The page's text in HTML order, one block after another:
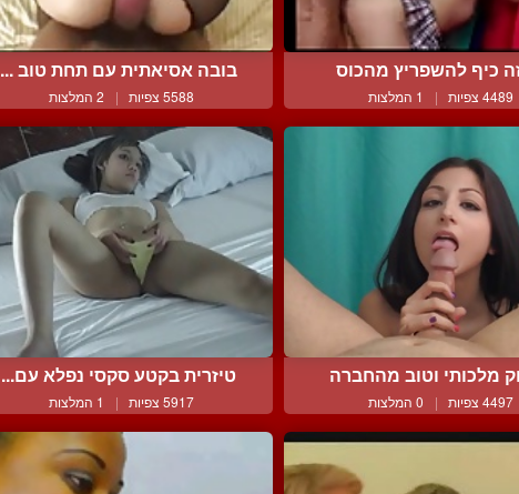
כיף להשפריץ מהכוס
4489 צפיות | 1 המלצות
בובה אסיאתית עם תחת טוב ...
5588 צפיות | 2 המלצות
מלכותי וטוב מהחברה
4497 צפיות | 0 המלצות
טיזרית בקטע סקסי נפלא עם...
5917 צפיות | 1 המלצות